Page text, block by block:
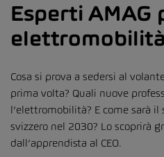
Esperti AMAG
elettromobilità
Cosa si prova a sedersi al
prima volta? Quali nuove
l’elettromobilità? E come sarà
svizzero nel 2030? Lo scoprirà
dall’apprendista al CEO.